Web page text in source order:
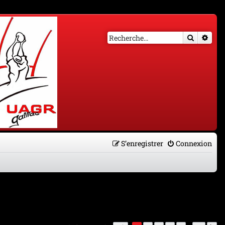
Connexion
S’enregistrer